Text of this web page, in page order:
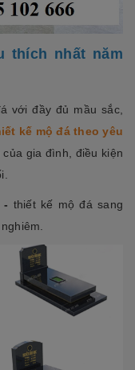
thích nhất năm
với đầy đủ mầu sắc,
kế mộ đá theo yêu
gia đình, điều kiện
- thiết kế mộ đá sang